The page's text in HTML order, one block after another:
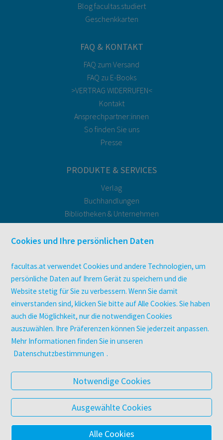
Blog facultas.studiert
Geschenkkarten
FAQ & KONTAKT
FAQ zum Versand
FAQ zu E-Books
>VERTRAG WIDERRUFEN<
Kontakt
Ansprechpartner:innen
So finden Sie uns
Presse
PRODUKTE & SERVICES
Verlag
Buchhandlungen
Bibliotheken & Unternehmen
facultas Bindeservice
Druckerei facultas druckt.
Zeitschriften
Digitale Angebote
UNTERNEHMEN
Über facultas
facultas Kooperationen
Datenschutz & Cookies
AGB
Barrierefreiheit
© 2025 Facultas Verlags- und Buchhandels AG
Cookies und Ihre persönlichen Daten
facultas.at verwendet Cookies und andere Technologien, um
persönliche Daten auf Ihrem Gerät zu speichern und die
Website stetig für Sie zu verbessern. Wenn Sie damit
einverstanden sind, klicken Sie bitte auf Alle Cookies. Sie haben
auch die Möglichkeit, nur die notwendigen Cookies
auszuwählen. Ihre Präferenzen können Sie jederzeit anpassen.
Mehr Informationen finden Sie in unseren
Datenschutzbestimmungen .
Notwendige Cookies
Ausgewählte Cookies
Alle Cookies